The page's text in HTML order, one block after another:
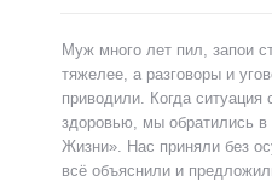
Муж много лет пил, запои
тяжелее, а разговоры и
приводили. Когда ситуация
здоровью, мы обратились в
Жизни». Нас приняли без
всё объяснили и